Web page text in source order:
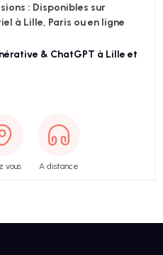
: Disponibles sur
à Lille, Paris ou en ligne
& ChatGPT à Lille et
vous A distance